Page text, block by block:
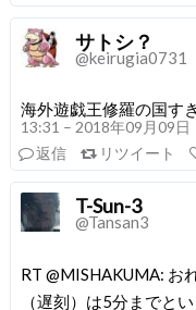
サトシ？
@keirugia0731
海外遊戯王修羅の国す
13:31 – 2018年09月09日
返信
リツイート
T-Sun-3
@Tansan3
RT @MISHAKUMA: お
（遅刻）は5分までと